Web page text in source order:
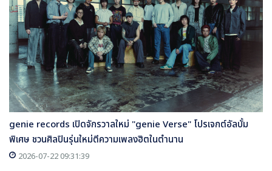
genie records เปิดจักรวาลใหม่ "genie Verse" โปรเจกต์อัลบั้ม
พิเศษ ชวนศิลปินรุ่นใหม่ตีความเพลงฮิตในตำนาน
2026-07-22 09:31:39